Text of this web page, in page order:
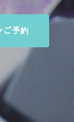
ご予約